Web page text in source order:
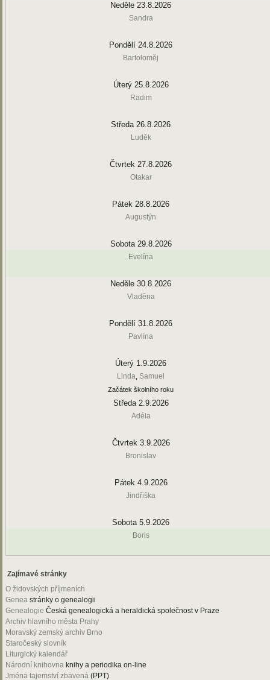
Neděle 23.8.2026
Sandra
Pondělí 24.8.2026
Bartoloměj
Úterý 25.8.2026
Radim
Středa 26.8.2026
Luděk
Čtvrtek 27.8.2026
Otakar
Pátek 28.8.2026
Augustýn
Sobota 29.8.2026
Evelína
Neděle 30.8.2026
Vladěna
Pondělí 31.8.2026
Pavlína
Úterý 1.9.2026
Linda, Samuel
Začátek školního roku
Středa 2.9.2026
Adéla
Čtvrtek 3.9.2026
Bronislav
Pátek 4.9.2026
Jindřiška
Sobota 5.9.2026
Boris
Zajímavé stránky
O židovských příjmeních
Genea stránky o genealogii
Genealogie Česká genealogická a heraldická společnost v Praze
Archiv hlavního města Prahy
Moravský zemský archiv Brno
Staročeský slovník
Liturgický kalendář
Národní knihovna knihy a periodika on-line
Jména tajemství zbavená (PPT)